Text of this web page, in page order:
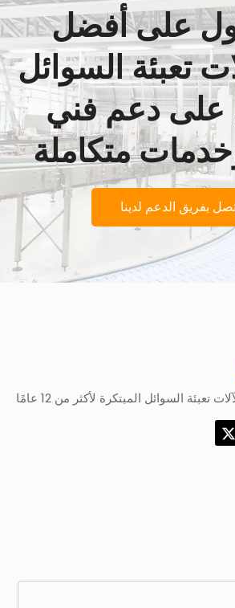
على أفضل
تعبئة السوائل
دعم فني
متكاملة
بفريق الدعم لدينا
تعبئة السوائل المبتكرة لأكثر من 12 عامًا